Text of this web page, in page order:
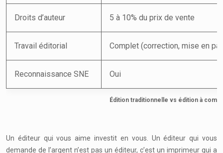
Édition traditionnelle vs édition à
Droits d’auteur 5 à 10% du prix de vente
Travail éditorial Complet (correction, mise en
Reconnaissance SNE Oui
Un éditeur qui vous aime investit en vous. Un éditeur qui vous
demande de l’argent n’est pas un éditeur, c’est un imprimeur qui a